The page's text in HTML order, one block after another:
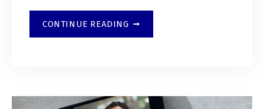
CONTINUE READING